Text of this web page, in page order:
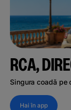
RCA,
Singura coadă pe
Hai în app